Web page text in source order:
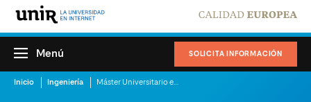
SOLICITA INFORMACIÓN
Menú
Inicio Ingeniería